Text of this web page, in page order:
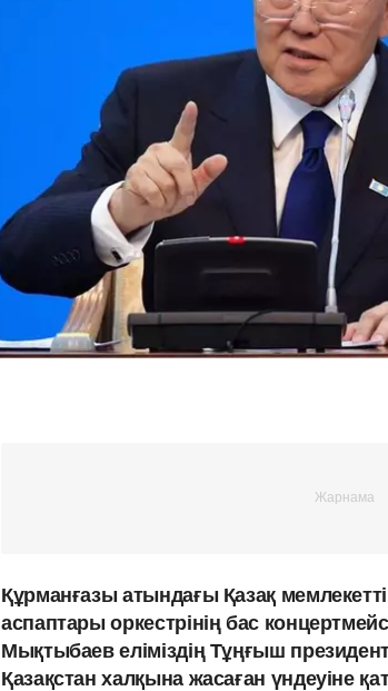
Құрманғазы атындағы Қазақ
аспаптары оркестрінің бас
Мықтыбаев еліміздің Тұңғыш
Қазақстан халқына жасаған үндеуіне